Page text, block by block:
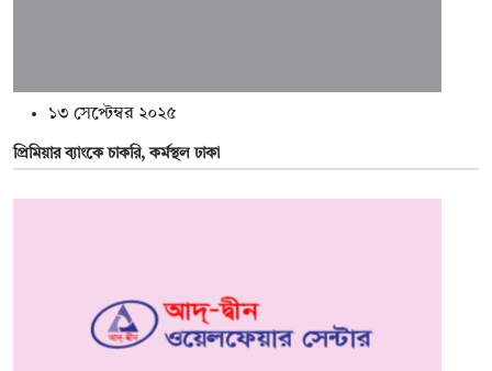
১৩ সেপ্টেম্বর ২০২৫
প্রিমিয়ার ব্যাংকে চাকরি, কর্মস্থল ঢাকা